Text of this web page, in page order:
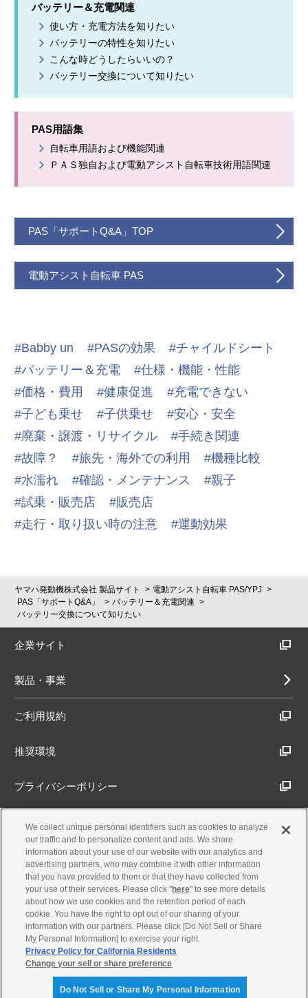
バッテリー＆充電関連
使い方・充電方法を知りたい
バッテリーの特性を知りたい
こんな時どうしたらいいの？
バッテリー交換について知りたい
PAS用語集
自転車用語および機能関連
ＰＡＳ独自および電動アシスト自転車技術用語関連
PAS「サポートQ&A」TOP
電動アシスト自転車 PAS
Babby un PASの効果
チャイルドシート
バッテリー＆充電
仕様・機能・性能
価格・費用
健康促進
充電できない
子ども乗せ
子供乗せ
安心・安全
廃棄・譲渡・リサイクル
手続き関連
故障？
旅先・海外での利用
機種比較
水濡れ
確認・メンテナンス
親子
試乗・販売店
販売店
走行・取り扱い時の注意
運動効果
ヤマハ発動機株式会社 製品サイト
電動アシスト自転車 PAS/YPJ
PAS「サポートQ&A」
バッテリー＆充電関連
バッテリー交換について知りたい
企業サイト
製品・事業
ご利用規約
推奨環境
プライバシーポリシー
Cookieポリシー
アクセシビリティ方針
古物営業法に基づく表示
お問合せ・製品サポート
We collect unique personal identifiers such as cookies to analyze
our traffic and to personalize content and ads. We share
information about your use of our website with our analytics and
advertising partners, who may combine it with other information
that you have provided to them or that they have collected from
your use of their services. Please click "here" to see more details
about how we use cookies and the retention period of each
cookie. You have the right to opt out of our sharing of your
information with our partners. Please click [Do Not Sell or Share
My Personal Information] to exercise your right.
Privacy Policy for California Residents
Change your sell or share preference
Do Not Sell or Share My Personal Information